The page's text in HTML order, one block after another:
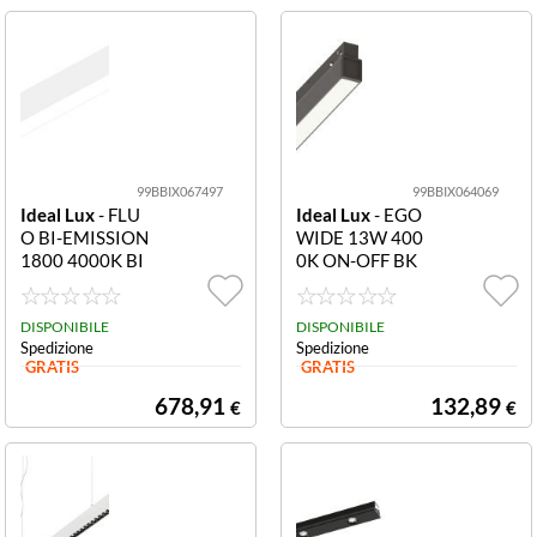
99BBIX067497
Ideal Lux- FLU
O BI-EMISSION
1800 4000K BI
Sistema lineare
L 1805 x H 80 x
P 50 mm Sistem
a lineare L 1805
x H 80 x P 50 m
DISPONIBILE
Spedizione
GRATIS
678,91 €
99BBIX064069
Ideal Lux- EGO
WIDE 13W 400
0K ON-OFF BK
Sistema lineare
L 564 x H 43 x P
22 mm Sistema l
ineare L 564 x H
43 x P 22 mm
DISPONIBILE
Spedizione
GRATIS
132,89 €